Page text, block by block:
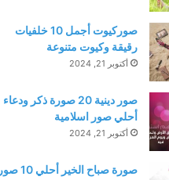
صوركيوت أجمل 10 خلفيات
رقيقة وكيوت متنوعة
أكتوبر 21, 2024
صور دينية 20 صورة ذكر ودعاء
أحلي صور اسلامية
أكتوبر 21, 2024
صورة صباح الخير أحلي 10 صور